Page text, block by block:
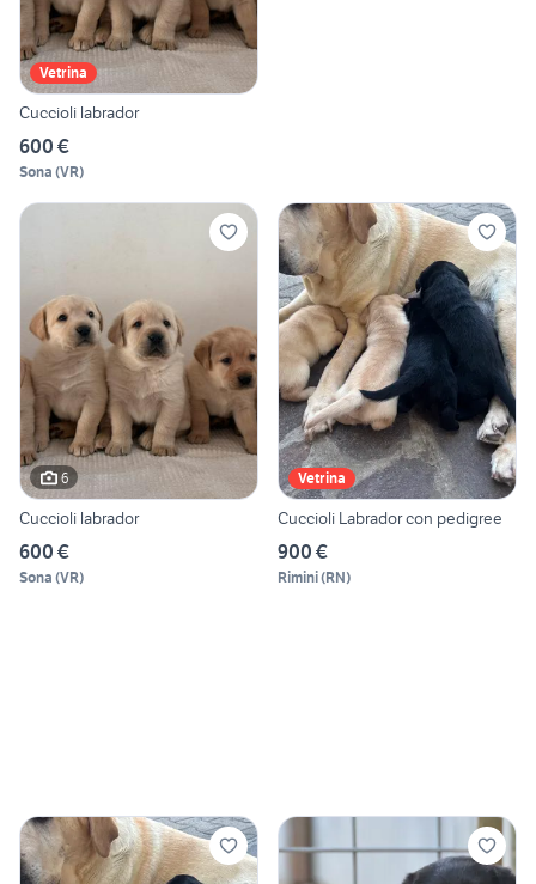
Vetrina
Cuccioli labrador
600 €
Sona (VR)
6
Cuccioli labrador
600 €
Sona (VR)
Vetrina
Cuccioli Labrador con pedigree
900 €
Rimini(RN)